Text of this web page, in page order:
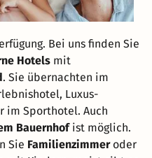
Bei uns finden Sie
Hotels mit
. Sie übernachten im
Luxus-
im Sporthotel. Auch
Bauernhofist möglich.
Sie Familienzimmeroder